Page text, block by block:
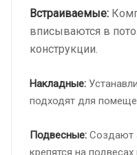
Встраиваемые:
вписываются в
конструкции.
Накладные:
подходят для
Подвесные:Создают